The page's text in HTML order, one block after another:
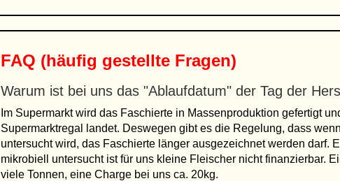
FAQ (häufig gestellte Fragen)
Warum ist bei uns das "Ablaufdatum" der Tag der
Im Supermarkt wird das Faschierte in Massenproduktion gefertigt
Supermarktregal landet. Deswegen gibt es die Regelung, dass
untersucht wird, das Faschierte länger ausgezeichnet werden darf.
mikrobiell untersucht ist für uns kleine Fleischer nicht finanzierbar.
viele Tonnen, eine Charge bei uns ca. 20kg.